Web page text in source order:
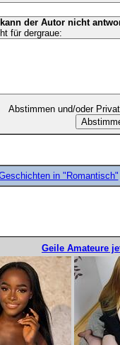
der Autor nicht
für dergraue:
Abstimmen und/oder
in "Romantisch"
Geile Amateure